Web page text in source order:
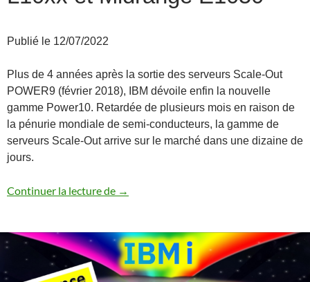
Publié le 12/07/2022
Plus de 4 années après la sortie des serveurs Scale-Out
POWER9 (février 2018), IBM dévoile enfin la nouvelle
gamme Power10. Retardée de plusieurs mois en raison de
la pénurie mondiale de semi-conducteurs, la gamme de
serveurs Scale-Out arrive sur le marché dans une dizaine de
jours.
Continuer la lecture de Annonce des serveurs Power10 Scale-
→